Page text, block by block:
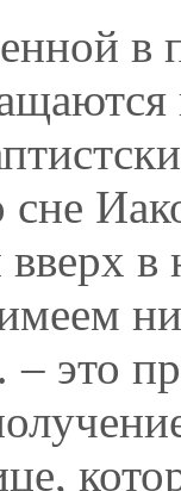
в
сне
– это